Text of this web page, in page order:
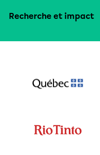
Recherche et impact